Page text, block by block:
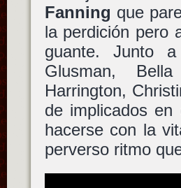
Fanning que
la perdición pero
guante. Junto
Glusman,
Harrington,
de implicados
hacerse con la
perverso ritmo